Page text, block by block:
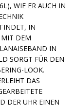
WIE ER AUCH IN
IN
DEM
IN
SORGT FÜR DEN
LOOK.
DAS
DER UHR EINEN